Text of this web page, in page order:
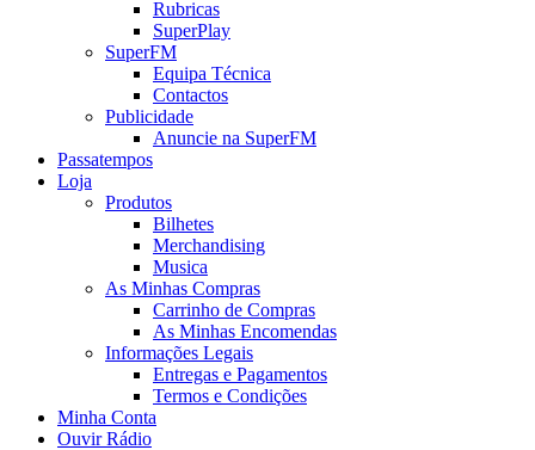
Rubricas
SuperPlay
SuperFM
Equipa Técnica
Contactos
Publicidade
Anuncie na SuperFM
Passatempos
Loja
Produtos
Bilhetes
Merchandising
Musica
As Minhas Compras
Carrinho de Compras
As Minhas Encomendas
Informações Legais
Entregas e Pagamentos
Termos e Condições
Minha Conta
Ouvir Rádio